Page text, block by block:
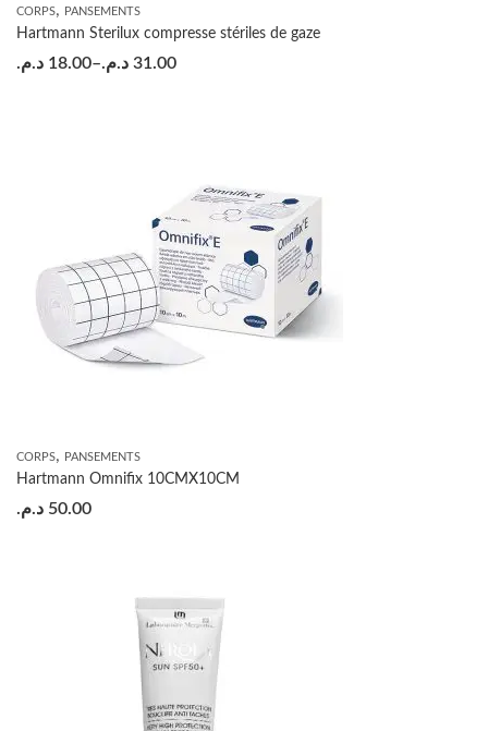
CORPS, PANSEMENTS
Hartmann Sterilux compresse stériles de gaze
18.00 د.م. – 31.00 د.م.
CORPS, PANSEMENTS
Hartmann Omnifix 10CMX10CM
50.00 د.م.